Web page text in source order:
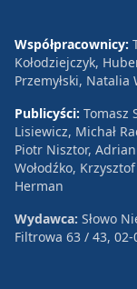
Współpracownicy:
Kołodziejczyk,
Przemyłski, Natalia
Publicyści: Tomasz
Lisiewicz, Michał
Piotr Nisztor,
Wołodźko,
Herman
Wydawca: Słowo
Filtrowa 63 / 43, 02-